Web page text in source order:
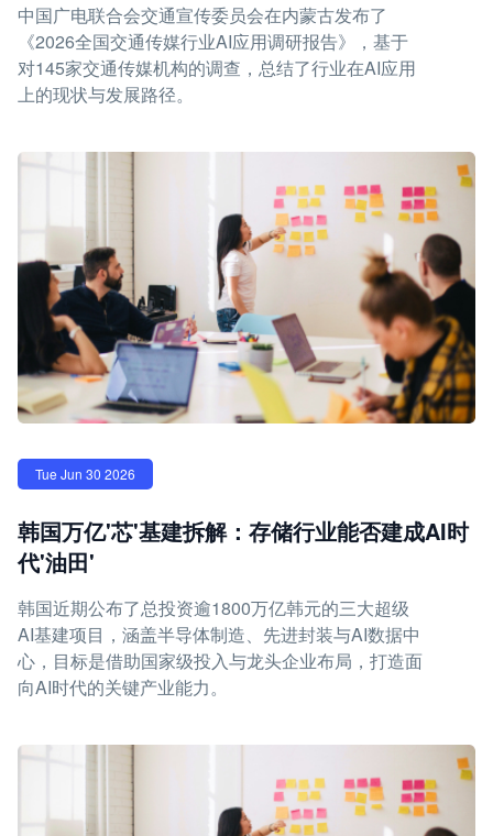
中国广电联合会交通宣传委员会在内蒙古发布了
《2026全国交通传媒行业AI应用调研报告》，基于
对145家交通传媒机构的调查，总结了行业在AI应用
上的现状与发展路径。
Tue Jun 30 2026
韩国万亿'芯'基建拆解：存储行业能否建成AI时
代'油田'
韩国近期公布了总投资逾1800万亿韩元的三大超级
AI基建项目，涵盖半导体制造、先进封装与AI数据中
心，目标是借助国家级投入与龙头企业布局，打造面
向AI时代的关键产业能力。